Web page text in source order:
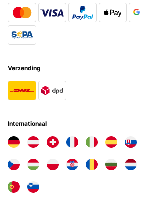
es, wie wenn die Sonne durch das Fenster
positiv überrascht, und wir waren zunächst
Die Bauform ist ideal und wenig auffällig
ersetzen zu können . Bei uns als
angenehmes Wohngefühl.Was verstärken
Kraftwerk kostenlos Wärme erzeugen.Zu
anzeigt, kann ich nicht wirklich sagen dazu
Messinstrumente. Jedoch wenn ich den
stelle und diesen circa 2 m vom Paneel
diesem Sinne. dies gibt mir den Aufschluss,
um auch entsprechend aufeinander
Vertaal
Verzending
Internationaal